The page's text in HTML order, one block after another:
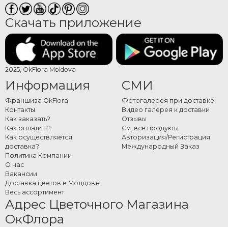
Скачать приложение
2025, OkFlora Moldova
Информация
Франшиза OkFlora
Контакты
Как заказать?
Как оплатить?
Как осуществляется
доставка?
Политика Компании
О нас
Вакансии
Доставка цветов в Молдове
Весь ассортимент
СМИ
Фотогалерея при доставке
Видео галерея к доставки
Отзывы
См. все продукты
Авторизация/Регистрация
Международный Заказ
Адрес Цветочного Магазина
ОкФлора